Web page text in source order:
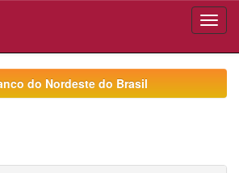
do Nordeste do Brasil